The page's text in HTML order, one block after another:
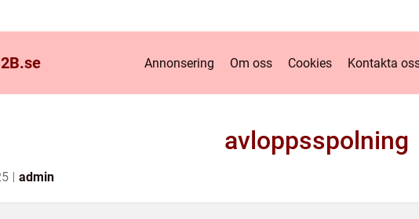
se Annonsering Om oss Cookies Kontakta
avloppsspolning
admin